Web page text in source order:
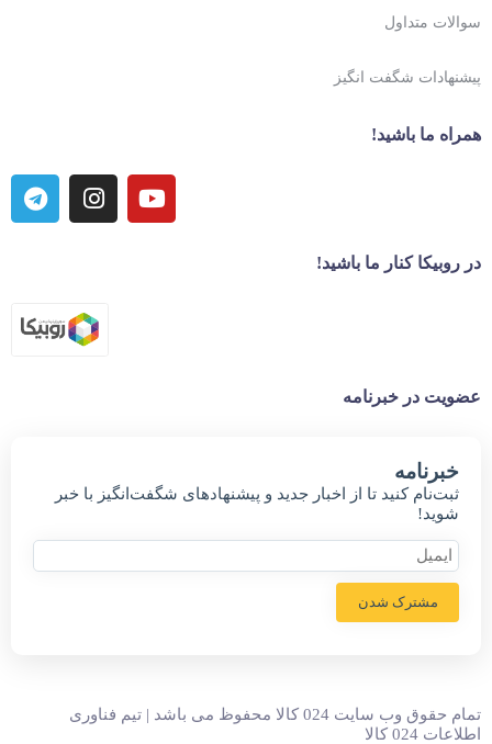
سوالات متداول
پیشنهادات شگفت انگیز
همراه ما باشید!
در روبیکا کنار ما باشید!
عضویت در خبرنامه
خبر‌نامه
ثبت‌نام کنید تا از اخبار جدید و پیشنهاد‌های شگفت‌انگیز با خبر
شوید!
مشترک شدن
تمام حقوق وب سایت 024 کالا محفوظ می باشد | تیم فناوری
اطلاعات 024 کالا